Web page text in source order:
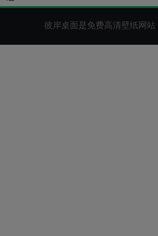
彼岸桌面是免费高清壁纸网站